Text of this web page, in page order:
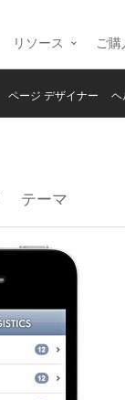
リソース ご
ページ デザイナー
テーマ